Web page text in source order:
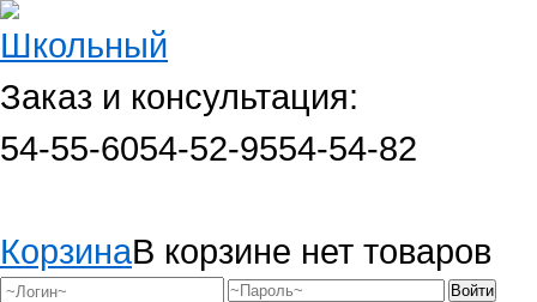
Заказ и консультация:
54-55-6054-52-9554-54-82
КорзинаВ корзине нет товаров